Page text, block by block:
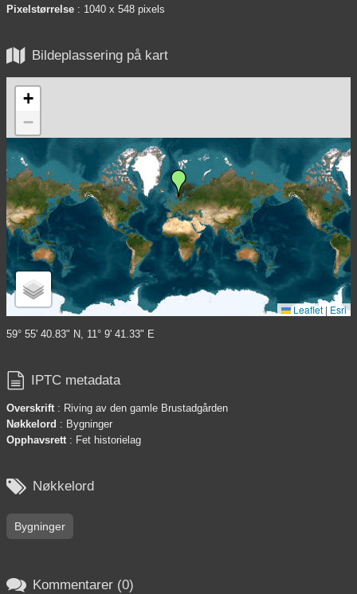
Pixelstørrelse : 1040 x 548 pixels
 Bildeplassering på kart
+
−
Leaflet | Esri
59° 55' 40.83" N, 11° 9' 41.33" E
 IPTC metadata
Overskrift : Riving av den gamle Brustadgården
Nøkkelord : Bygninger
Opphavsrett : Fet historielag
 Nøkkelord
Bygninger
 Kommentarer (0)